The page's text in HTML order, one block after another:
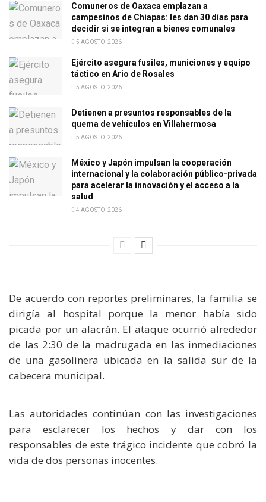
Comuneros de Oaxaca emplazan a
campesinos de Chiapas: les dan 30 días para
decidir si se integran a bienes comunales
5 AGOSTO, 2026
Ejército asegura fusiles, municiones y equipo
táctico en Ario de Rosales
5 AGOSTO, 2026
Detienen a presuntos responsables de la
quema de vehículos en Villahermosa
5 AGOSTO, 2026
México y Japón impulsan la cooperación
internacional y la colaboración público-privada
para acelerar la innovación y el acceso a la
salud
4 AGOSTO, 2026
De acuerdo con reportes preliminares, la familia se
dirigía al hospital porque la menor había sido
picada por un alacrán. El ataque ocurrió alrededor
de las 2:30 de la madrugada en las inmediaciones
de una gasolinera ubicada en la salida sur de la
cabecera municipal.
Las autoridades continúan con las investigaciones
para esclarecer los hechos y dar con los
responsables de este trágico incidente que cobró la
vida de dos personas inocentes.